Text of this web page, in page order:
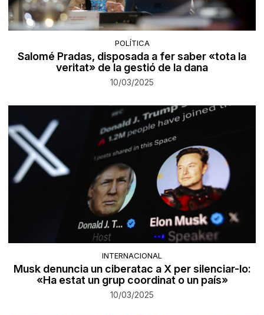
POLÍTICA
Salomé Pradas, disposada a fer saber «tota la
veritat» de la gestió de la dana
10/03/2025
INTERNACIONAL
Musk denuncia un ciberatac a X per silenciar-lo:
«Ha estat un grup coordinat o un país»
10/03/2025